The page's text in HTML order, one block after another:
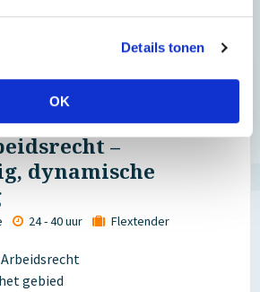
Details tonen
OK
vacatures
–
dynamische
24 - 40 uur Flextender
gebied